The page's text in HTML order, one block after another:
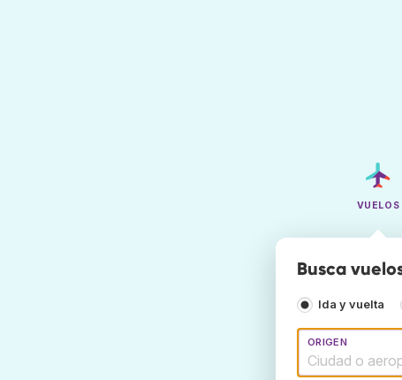
VUELOS
Busca
Ida y vuelta
ORIGEN